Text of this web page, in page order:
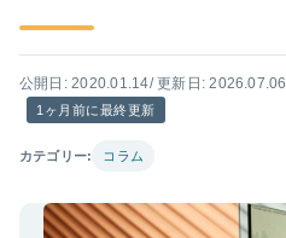
公開日: 2020.01.14/ 更新日: 2026.07.06
1ヶ月前に最終更新
カテゴリー: コラム